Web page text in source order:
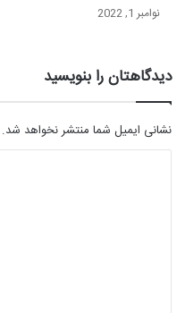
نوامبر 1, 2022
دیدگاهتان را بنویسید
نشانی ایمیل شما منتشر نخواهد شد.